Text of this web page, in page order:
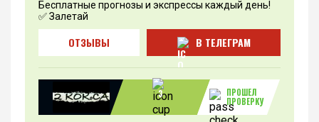
Бесплатные прогнозы и экспрессы каждый день!
✅ Залетай
ОТЗЫВЫ В ТЕЛЕГРАМ
3
ПРОШЕЛ
ПРОВЕРКУ